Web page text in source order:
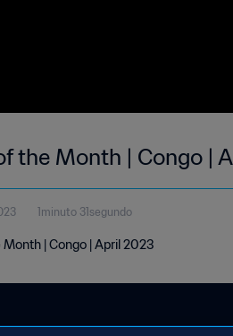
the Month | Congo |
1minuto 31segundo
| Congo | April 2023